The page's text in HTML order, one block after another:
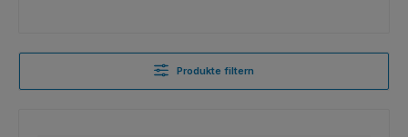
Produkte filtern